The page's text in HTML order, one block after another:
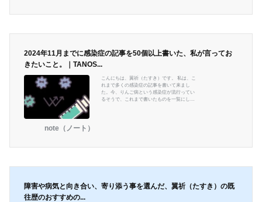
2024年11月までに感染症の記事を50個以上書いた、私が言ってお
きたいこと。｜TANOS...
こんにちは、翼祈（たすき）です。 私は、こ
れまで多くの感染症の記事を書いて来まし
た。今、りんご病という感染症が流行ってい
るそうで、これまで書いたものを一覧にして
節性インフルエンザに効くmRNAワクチン、
note（ノート）
障害や病気と向き合い、寄り添う事を選んだ、翼祈（たすき）の既
往歴のおすすめの...